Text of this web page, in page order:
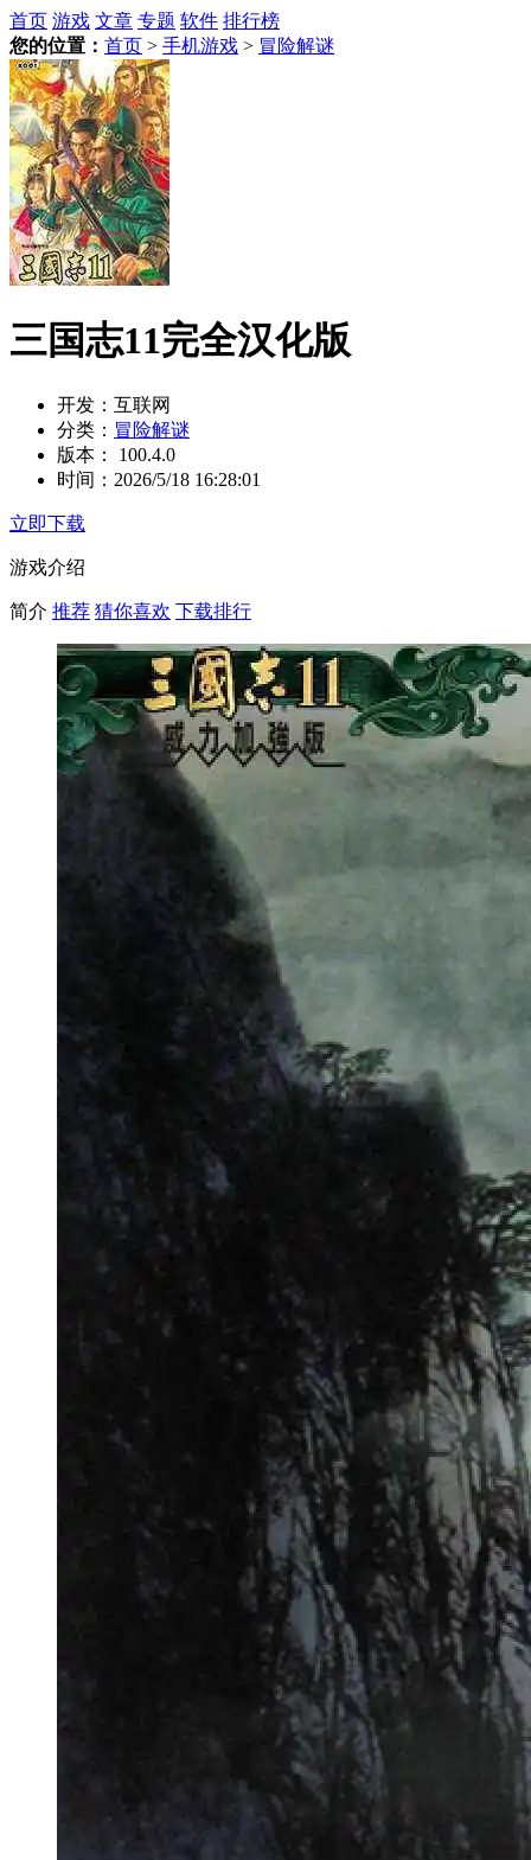
首页 游戏 文章 专题 软件 排行榜
您的位置： 首页 > 手机游戏 > 冒险解谜
三国志11完全汉化版
开发： 互联网
分类： 冒险解谜
版本：
100.4.0
时间： 2026/5/18 16:28:01
立即下载
游戏介绍
简介 推荐 猜你喜欢 下载排行